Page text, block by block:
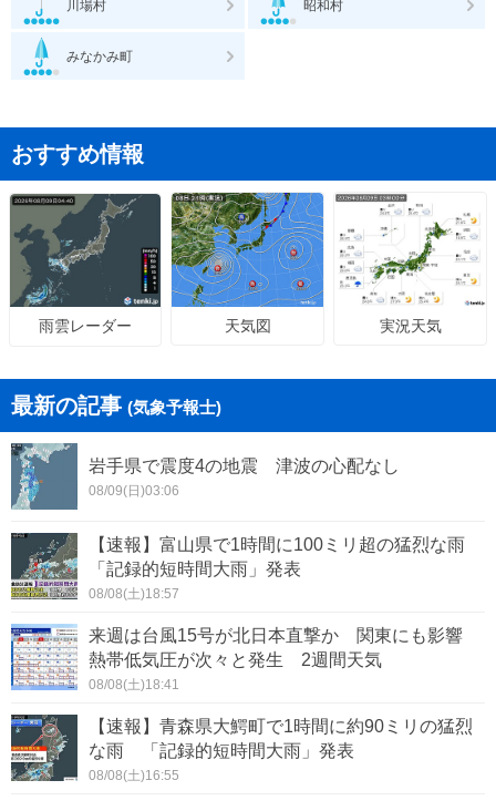
川場村 昭和村
みなかみ町
おすすめ情報
雨雲レーダー 天気図 実況天気
最新の記事 (気象予報士)
岩手県で震度4の地震 津波の心配なし
08/09(日)03:06
【速報】富山県で1時間に100ミリ超の猛烈な雨
「記録的短時間大雨」発表
08/08(土)18:57
来週は台風15号が北日本直撃か 関東にも影響
熱帯低気圧が次々と発生 2週間天気
08/08(土)18:41
【速報】青森県大鰐町で1時間に約90ミリの猛烈
な雨 「記録的短時間大雨」発表
08/08(土)16:55